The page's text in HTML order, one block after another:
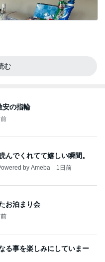
む
安の指輪
でくれてて嬉しい瞬間。
by Ameba 1日前
お泊まり会
る事を楽しみにしていまー